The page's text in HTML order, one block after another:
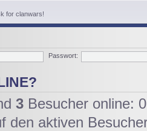
for clanwars!
Passwort:
3 Besucher online:
den aktiven